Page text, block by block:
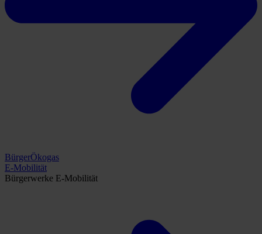
BürgerÖkogas
E-Mobilität
Bürgerwerke E-Mobilität